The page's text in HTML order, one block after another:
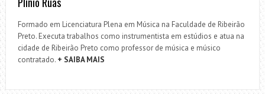
Formado em Licenciatura Plena em Música na Faculdade de Ribeirão
Preto. Executa trabalhos como instrumentista em estúdios e atua na
cidade de Ribeirão Preto como professor de música e músico
contratado. + SAIBA MAIS